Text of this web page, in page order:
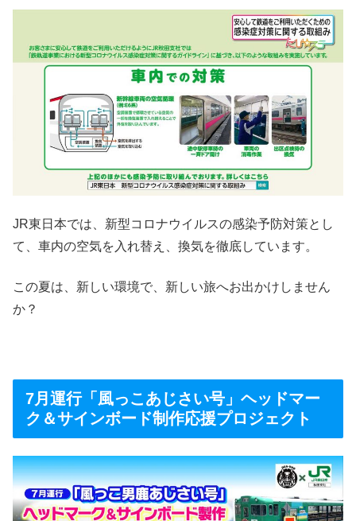
JR東日本では、新型コロナウイルスの感染予防対策とし
て、車内の空気を入れ替え、換気を徹底しています。
この夏は、新しい環境で、新しい旅へお出かけしません
か？
7月運行「風っこあじさい号」ヘッドマー
ク＆サインボード制作応援プロジェクト